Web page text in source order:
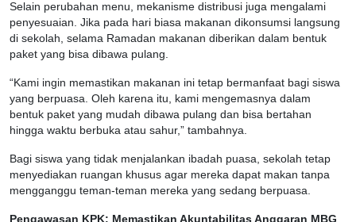
Selain perubahan menu, mekanisme distribusi juga mengalami
penyesuaian. Jika pada hari biasa makanan dikonsumsi langsung
di sekolah, selama Ramadan makanan diberikan dalam bentuk
paket yang bisa dibawa pulang.
“Kami ingin memastikan makanan ini tetap bermanfaat bagi siswa
yang berpuasa. Oleh karena itu, kami mengemasnya dalam
bentuk paket yang mudah dibawa pulang dan bisa bertahan
hingga waktu berbuka atau sahur,” tambahnya.
Bagi siswa yang tidak menjalankan ibadah puasa, sekolah tetap
menyediakan ruangan khusus agar mereka dapat makan tanpa
mengganggu teman-teman mereka yang sedang berpuasa.
Pengawasan KPK: Memastikan Akuntabilitas Anggaran MBG